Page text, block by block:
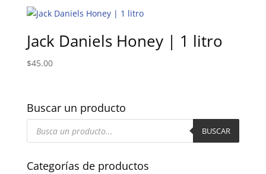
Jack Daniels Honey | 1 litro
$45.00
Buscar un producto
Búsqueda
productos
BUSCAR
Categorías de productos